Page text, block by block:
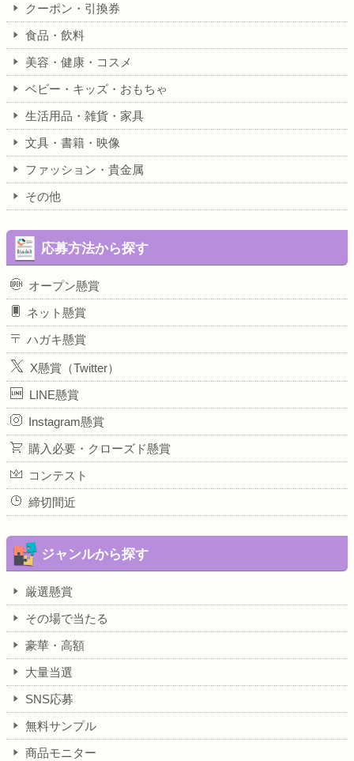
クーポン・引換券
食品・飲料
美容・健康・コスメ
ベビー・キッズ・おもちゃ
生活用品・雑貨・家具
文具・書籍・映像
ファッション・貴金属
その他
応募方法から探す
オープン懸賞
ネット懸賞
ハガキ懸賞
X懸賞（Twitter）
LINE懸賞
Instagram懸賞
購入必要・クローズド懸賞
コンテスト
締切間近
ジャンルから探す
厳選懸賞
その場で当たる
豪華・高額
大量当選
SNS応募
無料サンプル
商品モニター